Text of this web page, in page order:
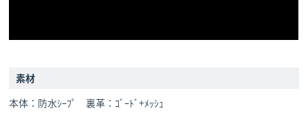
素材
本体：防水ｼｰﾌﾟ 裏革：ｺﾞｰﾄﾞ+ﾒｯｼｭ